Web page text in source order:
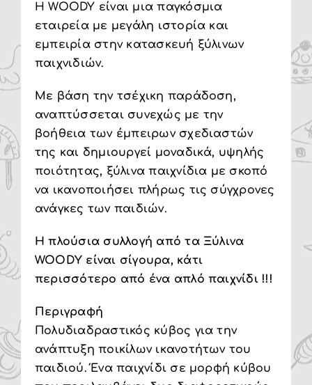
H WOODY είναι μια παγκόσμια
εταιρεία με μεγάλη ιστορία και
εμπειρία στην κατασκευή ξύλινων
παιχνιδιών.
Με βάση την τσέχικη παράδοση,
αναπτύσσεται συνεχώς με την
βοήθεια των έμπειρων σχεδιαστών
της και δημιουργεί μοναδικά, υψηλής
ποιότητας, ξύλινα παιχνίδια με σκοπό
να ικανοποιήσει πλήρως τις σύγχρονες
ανάγκες των παιδιών.
Η πλούσια συλλογή από τα Ξύλινα
WOODY είναι σίγουρα, κάτι
περισσότερο από ένα απλό παιχνίδι !!!
Περιγραφή
Πολυδιαδραστικός κύβος για την
ανάπτυξη ποικίλων ικανοτήτων του
παιδιού. Ένα παιχνίδι σε μορφή κύβου